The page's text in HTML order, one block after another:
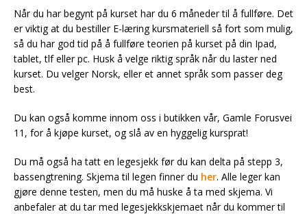
Når du har begynt på kurset har du 6 måneder til å fullføre. Det
er viktig at du bestiller E-læring kursmateriell så fort som mulig,
så du har god tid på å fullføre teorien på kurset på din Ipad,
tablet, tlf eller pc. Husk å velge riktig språk når du laster ned
kurset. Du velger Norsk, eller et annet språk som passer deg
best.
Du kan også komme innom oss i butikken vår, Gamle Forusvei
11, for å kjøpe kurset, og slå av en hyggelig kursprat!
Du må også ha tatt en legesjekk før du kan delta på stepp 3,
bassengtrening. Skjema til legen finner du her. Alle leger kan
gjøre denne testen, men du må huske å ta med skjema. Vi
anbefaler at du tar med legesjekkskjemaet når du kommer til